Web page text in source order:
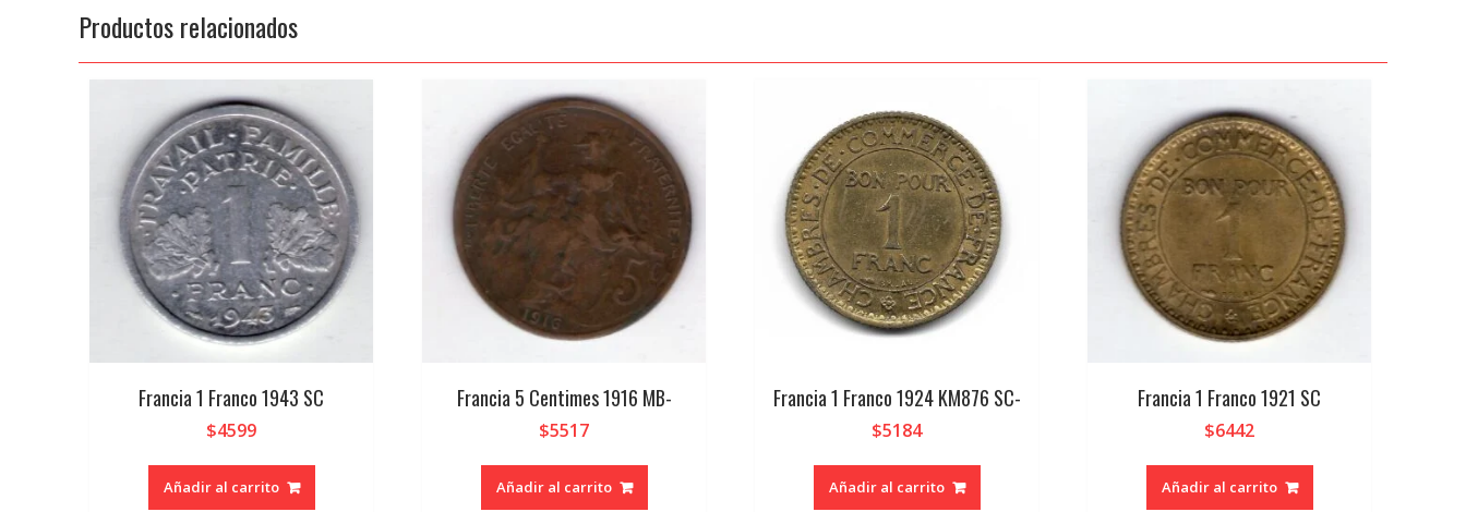
Productos relacionados
Francia 1 Franco 1943 SC
$4599
Añadir al carrito
Francia 5 Centimes 1916 MB-
$5517
Añadir al carrito
Francia 1 Franco 1924 KM876 SC-
$5184
Añadir al carrito
Francia 1 Franco 1921 SC
$6442
Añadir al carrito